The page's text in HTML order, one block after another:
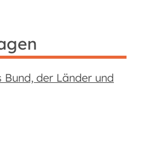
der Länder und